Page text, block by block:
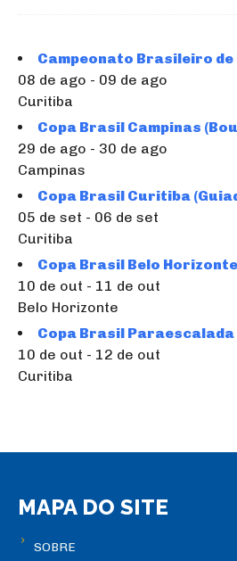
Campeonato Brasileiro de
08 de ago - 09 de ago
Curitiba
Copa Brasil Campinas
29 de ago - 30 de ago
Campinas
Copa Brasil Curitiba
05 de set - 06 de set
Curitiba
Copa Brasil Belo
10 de out - 11 de out
Belo Horizonte
Copa Brasil
10 de out - 12 de out
Curitiba
MAPA DO SITE
SOBRE